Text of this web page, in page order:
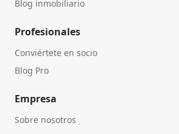
Blog inmobiliario
Profesionales
Conviértete en socio
Blog Pro
Empresa
Sobre nosotros